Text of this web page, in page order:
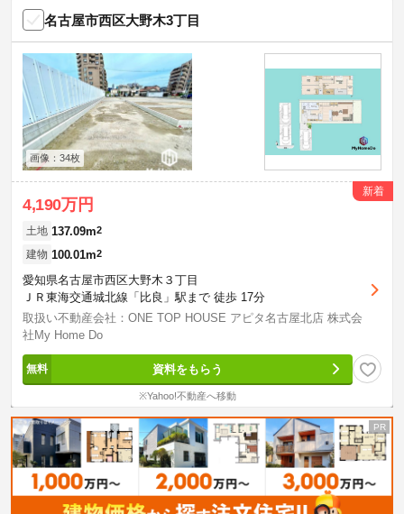
名古屋市西区大野木3丁目
画像：34枚
4,190万円
新着
土地 137.09m2
建物 100.01m2
愛知県名古屋市西区大野木３丁目
ＪＲ東海交通城北線「比良」駅まで 徒歩 17分
取扱い不動産会社：ONE TOP HOUSE アピタ名古屋北店 株式会
社My Home Do
資料をもらう
※Yahoo!不動産へ移動